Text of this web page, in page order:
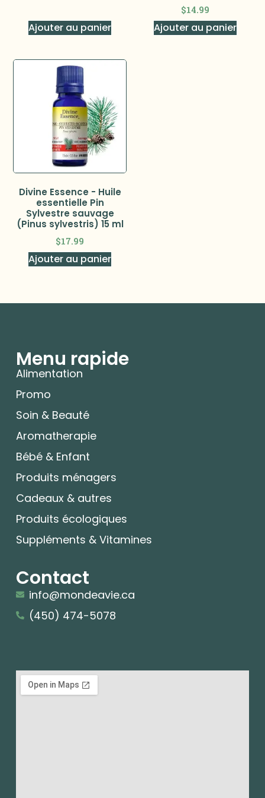
Ajouter au panier
$14.99
Ajouter au panier
Divine Essence - Huile
essentielle Pin
Sylvestre sauvage
(Pinus sylvestris) 15 ml
$17.99
Ajouter au panier
Menu rapide
Alimentation
Promo
Soin & Beauté
Aromatherapie
Bébé & Enfant
Produits ménagers
Cadeaux & autres
Produits écologiques
Suppléments & Vitamines
Contact
info@mondeavie.ca
(450) 474-5078